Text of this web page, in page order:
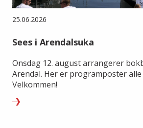
25.06.2026
Sees i Arendalsuka
Onsdag 12. august arrangerer
Arendal. Her er programposter
Velkommen!